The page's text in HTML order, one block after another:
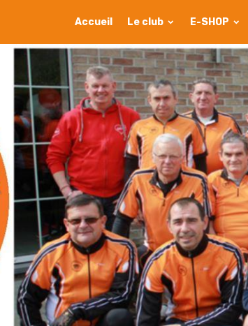
Accueil Le club E-SHOP